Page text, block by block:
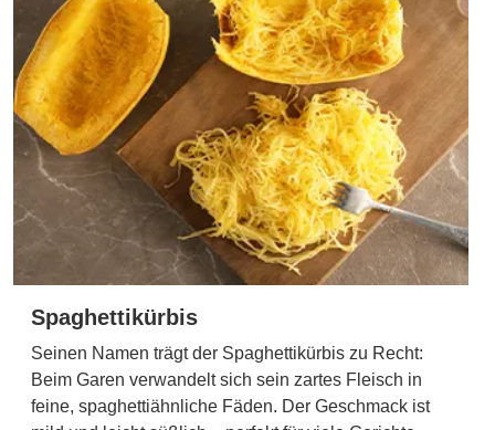
Spaghettikürbis
Seinen Namen trägt der Spaghettikürbis zu Recht:
Beim Garen verwandelt sich sein zartes Fleisch in
feine, spaghettiähnliche Fäden. Der Geschmack ist